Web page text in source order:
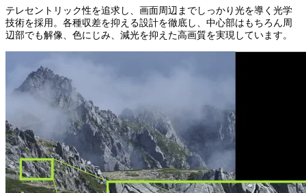
テレセントリック性を追求し、画面周辺までしっかり光を導く光学
技術を採用。各種収差を抑える設計を徹底し、中心部はもちろん周
辺部でも解像、色にじみ、減光を抑えた高画質を実現しています。